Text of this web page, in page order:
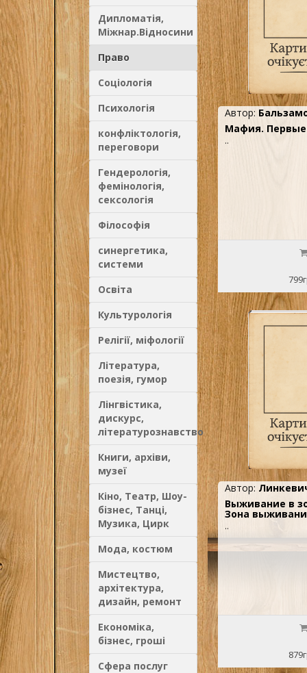
Дипломатія,
Міжнар.Відносини
Право
Соціологія
Психологія
конфліктологія,
переговори
Гендерологія,
фемінологія,
сексологія
Філософія
синергетика,
системи
Освіта
Культурологія
Релігії, міфології
Література,
поезія, гумор
Лінгвістика,
дискурс,
літературознавство
Книги, архіви,
музеї
Кіно, Театр, Шоу-
бізнес, Танці,
Музика, Цирк
Мода, костюм
Мистецтво,
архітектура,
дизайн, ремонт
Економіка,
бізнес, гроші
Сфера послуг
Автор:
Мафия. Первые
..
Автор:
Выживание в
Зона
..